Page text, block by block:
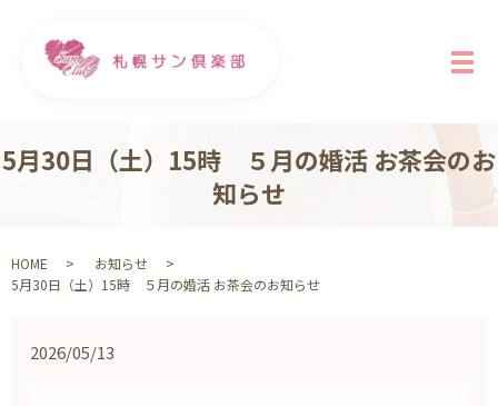
メ
5月30日（土）15時 ５月の婚活 お茶会のお
知らせ
HOME
お知らせ
5月30日（土）15時 ５月の婚活 お茶会のお知らせ
2026/05/13